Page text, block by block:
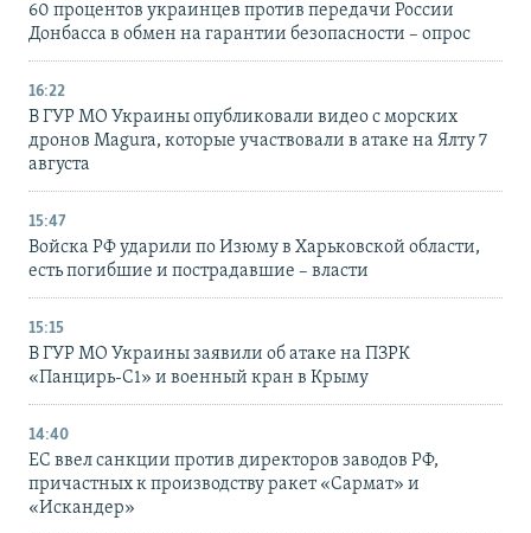
60 процентов украинцев против передачи России
Донбасса в обмен на гарантии безопасности – опрос
16:22
В ГУР МО Украины опубликовали видео с морских
дронов Magura, которые участвовали в атаке на Ялту 7
августа
15:47
Войска РФ ударили по Изюму в Харьковской области,
есть погибшие и пострадавшие – власти
15:15
В ГУР МО Украины заявили об атаке на ПЗРК
«Панцирь-С1» и военный кран в Крыму
14:40
ЕС ввел санкции против директоров заводов РФ,
причастных к производству ракет «Сармат» и
«Искандер»